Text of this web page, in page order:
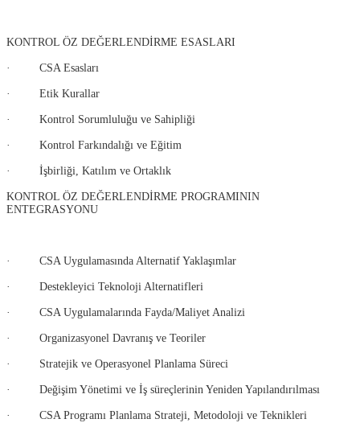
KONTROL ÖZ DEĞERLENDİRME ESASLARI
· CSA Esasları
· Etik Kurallar
· Kontrol Sorumluluğu ve Sahipliği
· Kontrol Farkındalığı ve Eğitim
· İşbirliği, Katılım ve Ortaklık
KONTROL ÖZ DEĞERLENDİRME PROGRAMININ
ENTEGRASYONU
· CSA Uygulamasında Alternatif Yaklaşımlar
· Destekleyici Teknoloji Alternatifleri
· CSA Uygulamalarında Fayda/Maliyet Analizi
· Organizasyonel Davranış ve Teoriler
· Stratejik ve Operasyonel Planlama Süreci
· Değişim Yönetimi ve İş süreçlerinin Yeniden Yapılandırılması
· CSA Programı Planlama Strateji, Metodoloji ve Teknikleri